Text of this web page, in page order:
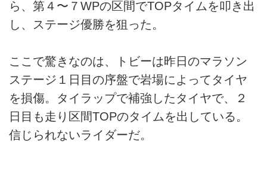
ら、第４〜７WPの区間でTOPタイムを叩き出
し、ステージ優勝を狙った。
ここで驚きなのは、トビーは昨日のマラソン
ステージ１日目の序盤で岩場によってタイヤ
を損傷。タイラップで補強したタイヤで、２
日目も走り区間TOPのタイムを出している。
信じられないライダーだ。